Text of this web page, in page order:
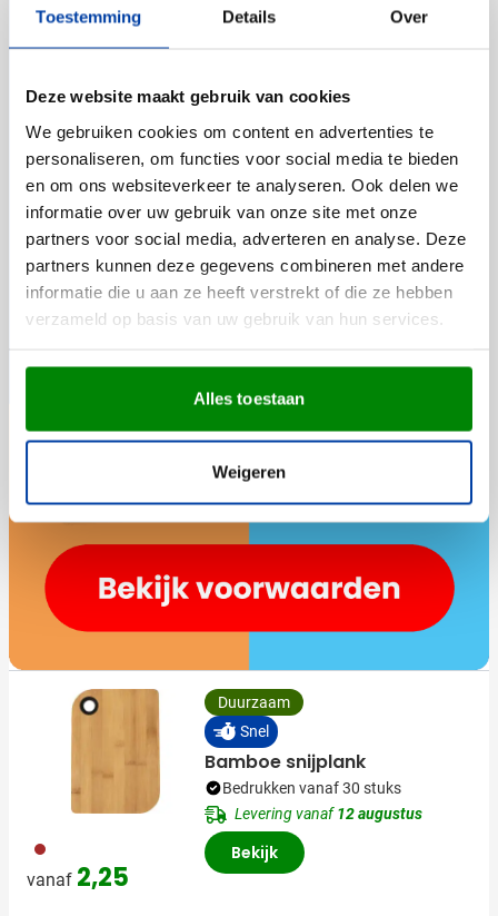
Toestemming Details Over
Deze website maakt gebruik van cookies
We gebruiken cookies om content en advertenties te
personaliseren, om functies voor social media te bieden
en om ons websiteverkeer te analyseren. Ook delen we
informatie over uw gebruik van onze site met onze
partners voor social media, adverteren en analyse. Deze
partners kunnen deze gegevens combineren met andere
informatie die u aan ze heeft verstrekt of die ze hebben
verzameld op basis van uw gebruik van hun services.
Alles toestaan
Weigeren
011
vanaf 2,25
Duurzaam
Snel
Bamboe snijplank
Bedrukken vanaf 30 stuks
Levering vanaf12 augustus
Bekijk